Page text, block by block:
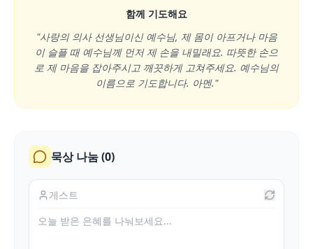
함께 기도해요
"사랑의 의사 선생님이신 예수님, 제 몸이 아프거나 마음
이 슬플 때 예수님께 먼저 제 손을 내밀래요. 따뜻한 손으
로 제 마음을 잡아주시고 깨끗하게 고쳐주세요. 예수님의
이름으로 기도합니다. 아멘."
묵상 나눔 (0)